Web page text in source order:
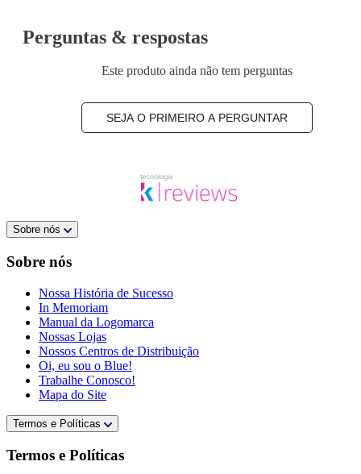
Perguntas & respostas
Este produto ainda não tem perguntas
SEJA O PRIMEIRO A PERGUNTAR
Sobre nós
Sobre nós
Nossa História de Sucesso
In Memoriam
Manual da Logomarca
Nossas Lojas
Nossos Centros de Distribuição
Oi, eu sou o Blue!
Trabalhe Conosco!
Mapa do Site
Termos e Políticas
Termos e Políticas